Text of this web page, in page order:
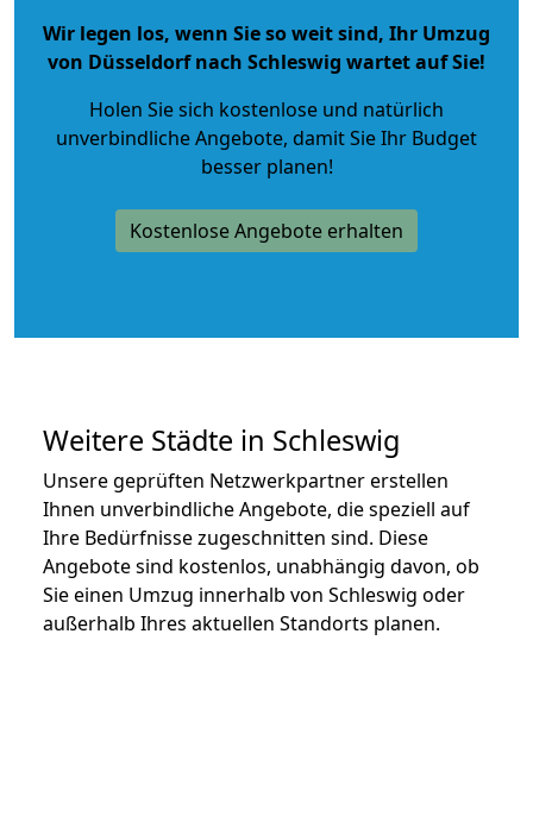
Wir legen los, wenn Sie so weit sind, Ihr Umzug
von Düsseldorf nach Schleswig wartet auf Sie!
Holen Sie sich kostenlose und natürlich
unverbindliche Angebote, damit Sie Ihr Budget
besser planen!
Kostenlose Angebote erhalten
Weitere Städte in Schleswig
Unsere geprüften Netzwerkpartner erstellen
Ihnen unverbindliche Angebote, die speziell auf
Ihre Bedürfnisse zugeschnitten sind. Diese
Angebote sind kostenlos, unabhängig davon, ob
Sie einen Umzug innerhalb von Schleswig oder
außerhalb Ihres aktuellen Standorts planen.